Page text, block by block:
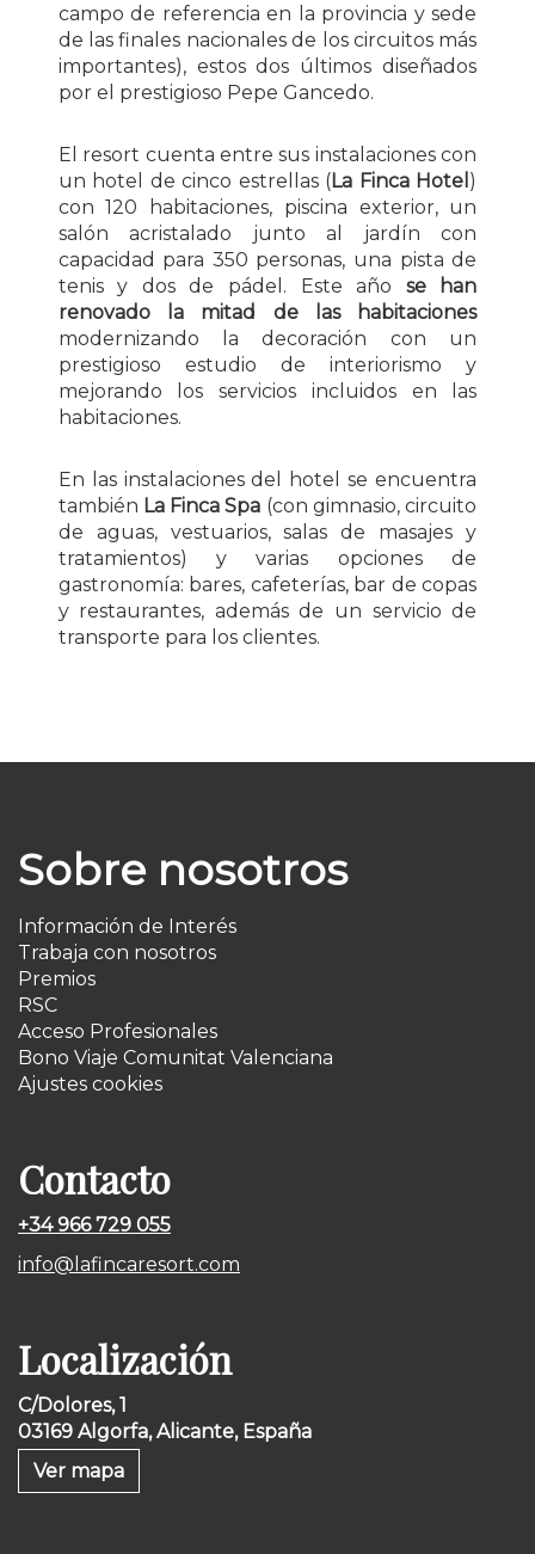
campo de referencia en la provincia y sede
de las finales nacionales de los circuitos más
importantes), estos dos últimos diseñados
por el prestigioso Pepe Gancedo.
El resort cuenta entre sus instalaciones con
un hotel de cinco estrellas (La Finca Hotel )
con 120 habitaciones, piscina exterior, un
salón acristalado junto al jardín con
capacidad para 350 personas, una pista de
tenis y dos de pádel. Este año se han
renovado la mitad de las habitaciones
modernizando la decoración con un
prestigioso estudio de interiorismo y
mejorando los servicios incluidos en las
habitaciones.
En las instalaciones del hotel se encuentra
también La Finca Spa (con gimnasio, circuito
de aguas, vestuarios, salas de masajes y
tratamientos) y varias opciones de
gastronomía: bares, cafeterías, bar de copas
y restaurantes, además de un servicio de
transporte para los clientes.
Sobre nosotros
Información de Interés
Trabaja con nosotros
Premios
RSC
Acceso Profesionales
Bono Viaje Comunitat Valenciana
Ajustes cookies
Contacto
+34 966 729 055
info@lafincaresort.com
Localización
C/Dolores, 1
03169 Algorfa, Alicante, España
Ver mapa